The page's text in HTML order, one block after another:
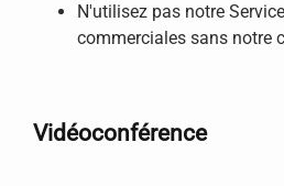
N'utilisez pas notre
commerciales sans notre
Vidéoconférence